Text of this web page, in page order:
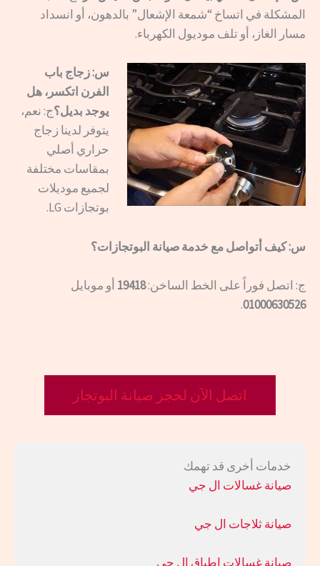
المشكلة في اتساخ “شمعة الإشعال” بالدهون، أو انسداد
مسار الغاز، أو تلف موديول الكهرباء.
س: زجاج باب
الفرن اتكسر، هل
يوجد بديل؟ج: نعم،
يتوفر لدينا زجاج
حراري أصلي
بمقاسات مختلفة
لجميع موديلات
بوتجازات LG.
س: كيف أتواصل مع خدمة صيانة البوتجازات؟
ج: اتصل فوراً على الخط الساخن:19418 أو موبايل
01000630526
.
اتصل الآن لحجز صيانة البوتجاز
خدمات أخرى قد تهمك
صيانة غسالات ال جي
صيانة ثلاجات ال جي
صيانة غسالات اطباق ال جي